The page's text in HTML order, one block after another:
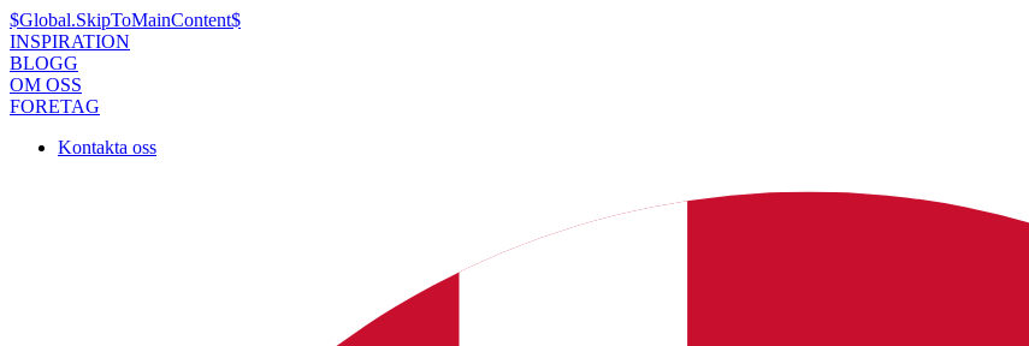
$Global.SkipToMainContent$
INSPIRATION
BLOGG
OM OSS
FORETAG
Kontakta oss